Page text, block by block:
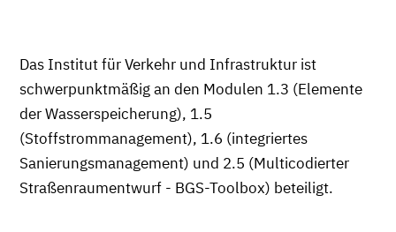
Das Institut für Verkehr und Infrastruktur ist
schwerpunktmäßig an den Modulen 1.3 (Elemente
der Wasserspeicherung), 1.5
(Stoffstrommanagement), 1.6 (integriertes
Sanierungsmanagement) und 2.5 (Multicodierter
Straßenraumentwurf - BGS-Toolbox) beteiligt.